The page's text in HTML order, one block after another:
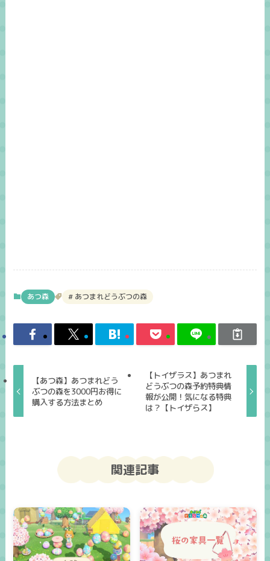
あつ森 あつまれどうぶつの森
【あつ森】あつまれどう
ぶつの森を3000円お得に
購入する方法まとめ
【トイザラス】あつまれ
どうぶつの森予約特典情
報が公開！気になる特典
は？【トイザらス】
関連記事